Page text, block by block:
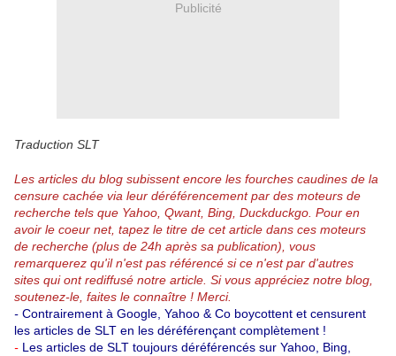
Publicité
Traduction SLT
Les articles du blog subissent encore les fourches caudines de la
censure cachée via leur déréférencement par des moteurs de
recherche tels que Yahoo, Qwant, Bing, Duckduckgo. Pour en
avoir le coeur net, tapez le titre de cet article dans ces moteurs
de recherche (plus de 24h après sa publication), vous
remarquerez qu'il n'est pas référencé si ce n'est par d'autres
sites qui ont rediffusé notre article. Si vous appréciez notre blog,
soutenez-le, faites le connaître ! Merci.
- Contrairement à Google, Yahoo & Co boycottent et censurent
les articles de SLT en les déréférençant complètement !
- Les articles de SLT toujours déréférencés sur Yahoo, Bing,